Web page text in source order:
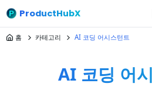
ProductHubX
홈 카테고리 AI 코딩 어시스턴트
AI 코딩 어